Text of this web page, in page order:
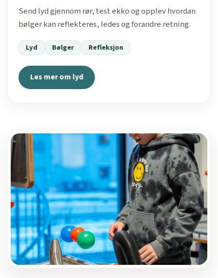
Send lyd gjennom rør, test ekko og opplev hvordan
bølger kan reflekteres, ledes og forandre retning.
Lyd Bølger Refleksjon
Les mer om lyd